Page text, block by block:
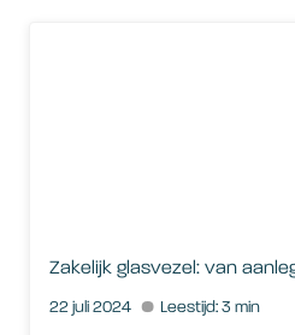
Zakelijk glasvezel: van
22 juli 2024 Leestijd: 3 min